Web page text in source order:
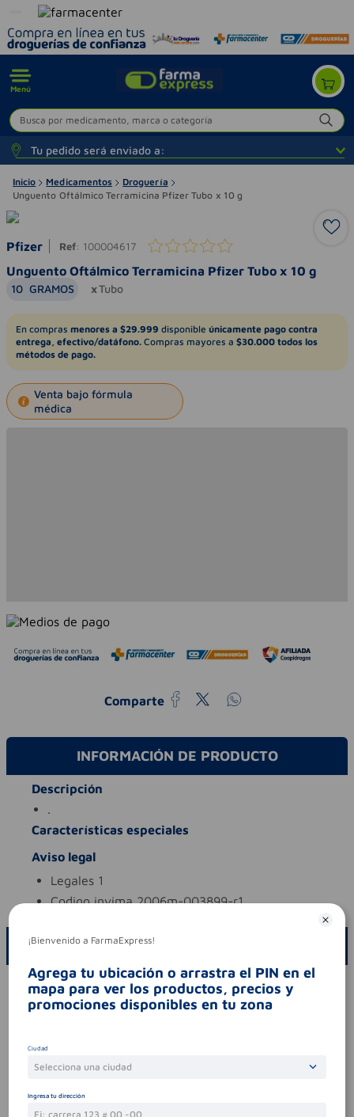
Menú
Busca por medicamento, marca o categoría
Tu pedido será enviado a:
Inicio Medicamentos
Droguería
Unguento Oftálmico Terramicina Pfizer Tubo x 10 g
Pfizer Ref: 100004617
Unguento Oftálmico Terramicina Pfizer Tubo x 10 g
10 GRAMOS Tubo
En compras menores a $29.999 disponible únicamente pago contra
entrega, efectivo/datáfono. Compras mayores a $30.000 todos los
métodos de pago.
Venta bajo fórmula
médica
Comparte
INFORMACIÓN DE PRODUCTO
Descripción
.
Características especiales
Aviso legal
legales 1
codigo invima 2006m-003899-r1
ESCRIBE UN COMENTARIO
Por favor, inicie sesión para escribir un comentario
Sin comentarios.
Te puede interesar
¡Bienvenido a FarmaExpress!
Agrega tu ubicación o arrastra el PIN en el
mapa para ver los productos, precios y
promociones disponibles en tu zona
Ciudad
Selecciona una ciudad
Ingresa tu dirección